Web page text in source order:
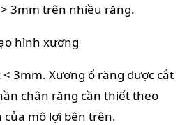
3mm trên nhiều răng.
hình xương
3mm. Xương ổ răng được cắt
chân răng cần thiết theo
mô lợi bên trên.